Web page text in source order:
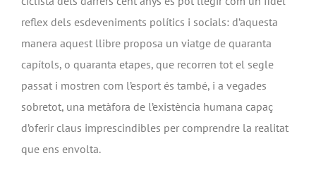
reflex dels esdeveniments polítics i socials: d’aquesta
manera aquest llibre proposa un viatge de quaranta
capítols, o quaranta etapes, que recorren tot el segle
passat i mostren com l’esport és també, i a vegades
sobretot, una metàfora de l’existència humana capaç
d’oferir claus imprescindibles per comprendre la realitat
que ens envolta.